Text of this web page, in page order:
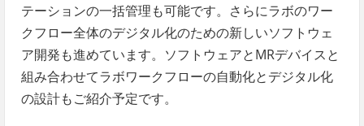
テーションの一括管理も可能です。さらにラボのワー
クフロー全体のデジタル化のための新しいソフトウェ
ア開発も進めています。ソフトウェアとMRデバイスと
組み合わせてラボワークフローの自動化とデジタル化
の設計もご紹介予定です。